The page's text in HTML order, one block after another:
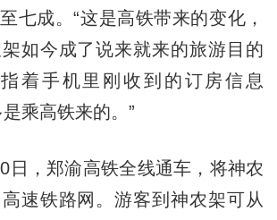
七成。“这是高铁带来的变化，
如今成了说来就来的旅游目的
着手机里刚收到的订房信息
乘高铁来的。”
，郑渝高铁全线通车，将神农
速铁路网。游客到神农架可从